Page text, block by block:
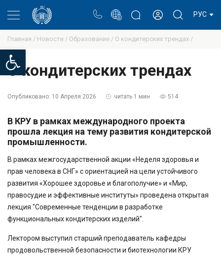
Open toolbar
РУС
Главная / Новости / Образование / О кондитерских трендах /
О кондитерских трендах
Опубликовано: 10 Апреля 2026 читать 1 мин 514
В КРУ в рамках международного проекта
прошла лекция на тему развития кондитерской
промышленности.
В рамках межгосударственной акции «Неделя здоровья и
прав человека в СНГ» с ориентацией на цели устойчивого
развития «Хорошее здоровье и благополучие» и «Мир,
правосудие и эффективные институты» проведена открытая
лекция "Современные тенденции в разработке
функциональных кондитерских изделий".
Лектором выступил старший преподаватель кафедры
продовольственной безопасности и биотехнологии КРУ